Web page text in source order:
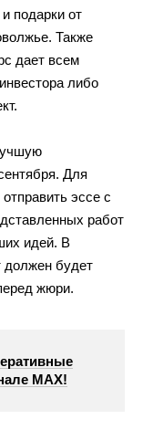
и подарки от
Также
дает всем
либо
Для
эссе с
работ
идей. В
будет
жюри.
МАХ!